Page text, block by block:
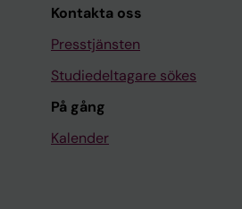
Kontakta oss
Presstjänsten
Studiedeltagare sökes
På gång
Kalender